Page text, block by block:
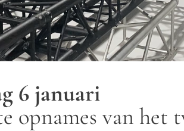
6 januari
opnames van het